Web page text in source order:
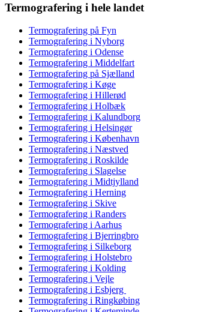
Termografering i hele landet
Termografering på Fyn
Termografering i Nyborg
Termografering i Odense
Termografering i Middelfart
Termografering på Sjælland
Termografering i Køge
Termografering i Hillerød
Termografering i Holbæk
Termografering i Kalundborg
Termografering i Helsingør
Termografering i København
Termografering i Næstved
Termografering i Roskilde
Termografering i Slagelse
Termografering i Midtjylland
Termografering i Herning
Termografering i Skive
Termografering i Randers
Termografering i Aarhus
Termografering i Bjerringbro
Termografering i Silkeborg
Termografering i Holstebro
Termografering i Kolding
Termografering i Vejle
Termografering i Esbjerg
Termografering i Ringkøbing